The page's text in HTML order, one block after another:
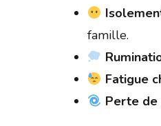
famille.
Fatigue
Perte de